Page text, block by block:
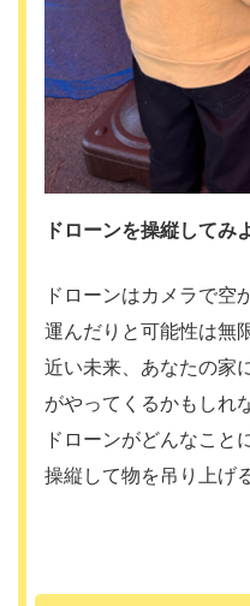
ドローンを操縦してみ
ドローンはカメラで空
運んだりと可能性は無
近い未来、あなたの家
がやってくるかもしれな
ドローンがどんなこと
操縦して物を吊り上げ